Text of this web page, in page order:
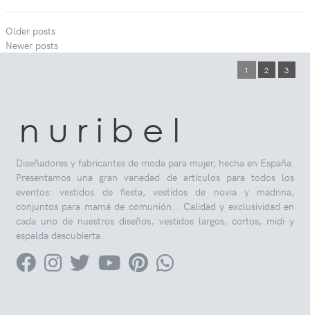
Older posts
Newer posts
1 2 3
n u r i b e l
Diseñadores y fabricantes de moda para mujer, hecha en España.
Presentamos una gran variedad de artículos para todos los
eventos: vestidos de fiesta, vestidos de novia y madrina,
conjuntos para mamá de comunión... Calidad y exclusividad en
cada uno de nuestros diseños, vestidos largos, cortos, midi y
espalda descubierta.